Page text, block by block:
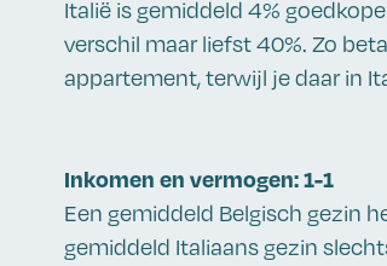
Italië is gemiddeld 4%
verschil maar liefst 40%. Zo
appartement, terwijl je daar in
Inkomen en vermogen: 1-1
Een gemiddeld Belgisch gezin
gemiddeld Italiaans gezin